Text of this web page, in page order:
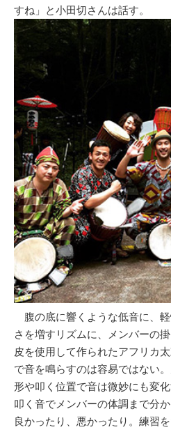
すね」と小田切さんは話す。
腹の底に響くような低音に、
さを増すリズムに、メンバーの
皮を使用して作られたアフリカ
で音を鳴らすのは容易ではない
形や叩く位置で音は微妙にも変
叩く音でメンバーの体調まで分
良かったり、悪かったり。練習